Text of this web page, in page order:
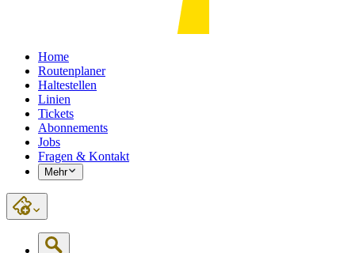
Home
Routenplaner
Haltestellen
Linien
Tickets
Abonnements
Jobs
Fragen & Kontakt
Mehr